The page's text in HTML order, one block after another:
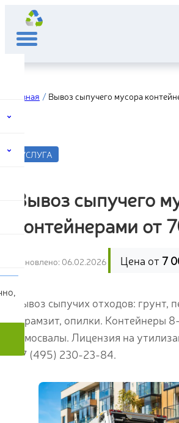
Главная Вывоз сыпучего мусора
УСЛУГА
Вывоз сыпучего
контейнерами от
Обновлено: 06.02.2026 Цена от 7
Вывоз сыпучих отходов: грунт,
керамзит, опилки. Контейнеры
самосвалы. Лицензия на
+7 (495) 230-23-84.